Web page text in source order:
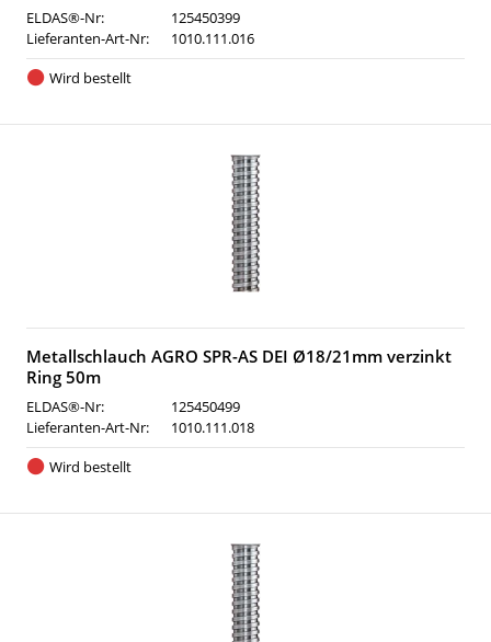
ELDAS®-Nr:
125450399
Lieferanten-Art-Nr:
1010.111.016
Wird bestellt
Metallschlauch AGRO SPR-AS DEI Ø18/21mm verzinkt
Ring 50m
ELDAS®-Nr:
125450499
Lieferanten-Art-Nr:
1010.111.018
Wird bestellt